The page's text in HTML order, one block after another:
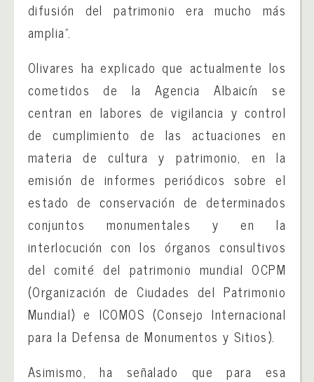
difusión del patrimonio era mucho más
amplia”.
Olivares ha explicado que actualmente los
cometidos de la Agencia Albaicín se
centran en labores de vigilancia y control
de cumplimiento de las actuaciones en
materia de cultura y patrimonio, en la
emisión de informes periódicos sobre el
estado de conservación de determinados
conjuntos monumentales y en la
interlocución con los órganos consultivos
del comité del patrimonio mundial OCPM
(Organización de Ciudades del Patrimonio
Mundial) e ICOMOS (Consejo Internacional
para la Defensa de Monumentos y Sitios).
Asimismo, ha señalado que para esa